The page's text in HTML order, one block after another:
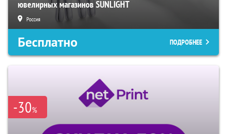
ювелирных магазинов SUNLIGHT
Россия
Бесплатно ПОДРОБНЕЕ
-30%